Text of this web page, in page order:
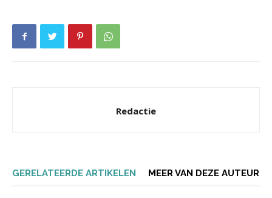
Redactie
GERELATEERDE ARTIKELEN MEER VAN DEZE AUTEUR